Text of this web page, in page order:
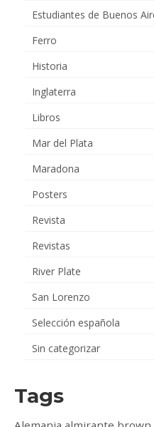
Estudiantes de Buenos
Ferro
Historia
Inglaterra
Libros
Mar del Plata
Maradona
Posters
Revista
Revistas
River Plate
San Lorenzo
Selección española
Sin categorizar
Tags